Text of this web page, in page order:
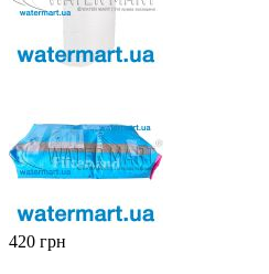
‍420‍ грн